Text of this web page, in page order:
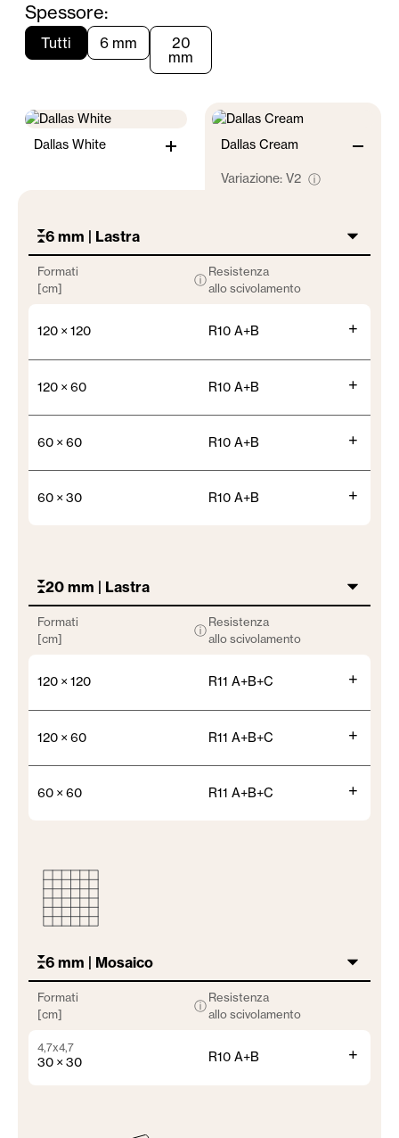
Spessore:
Tutti 6 mm
20
mm
Dallas White Dallas Cream
Variazione: V2 ⓘ
6 mm | Lastra
Formati
[cm]
Resistenza
allo scivolamento
ⓘ
120 × 120 R10 A+B +
120 × 60 R10 A+B +
60 × 60 R10 A+B +
60 × 30 R10 A+B +
20 mm | Lastra
Formati
[cm]
Resistenza
allo scivolamento
ⓘ
120 × 120 R11 A+B+C +
120 × 60 R11 A+B+C +
60 × 60 R11 A+B+C +
6 mm | Mosaico
Formati
[cm]
Resistenza
allo scivolamento
ⓘ
4,7x4,7
30 × 30 R10 A+B +